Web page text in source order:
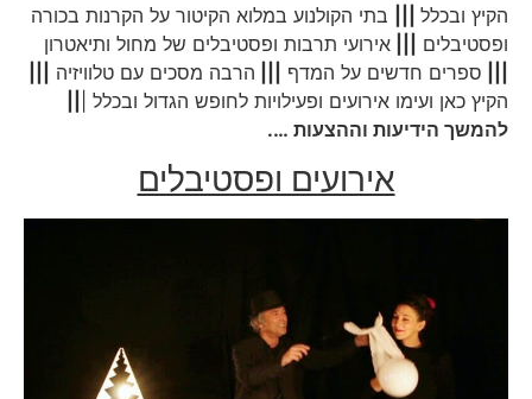
הקיץ ובכלל||| בתי הקולנוע במלוא הקיטור על הקרנות בכורה
ופסטיבלים|||
אירועי תרבות ופסטיבלים של מחול ותיאטרון
ספרים חדשים על המדף||| הרבה מסכים עם טלוויזיה|||
הקיץ כאן ועימו אירועים ופעילויות לחופש הגדול ובכלל |||
להמשך הידיעות וההצעות ….
אירועים ופסטיבלים